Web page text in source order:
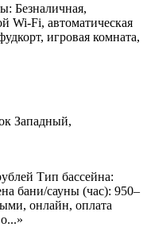
Безналичная,
Wi-Fi, автоматическая
игровая комната,
Западный,
Тип бассейна:
бани/сауны (час): 950–
онлайн, оплата